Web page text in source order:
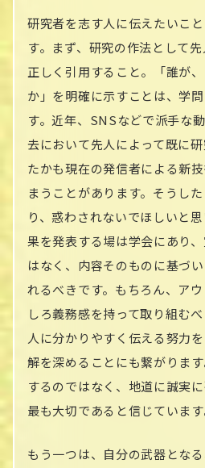
研究者を志す人に伝えたいこ
す。まず、研究の作法として
正しく引用すること。「誰が
か」を明確に示すことは、学
す。近年、SNSなどで派手な
去において先人によって既に
たかも現在の発信者による新
まうことがあります。そうし
り、惑わされないでほしいと
果を発表する場は学会にあり
はなく、内容そのものに基づ
れるべきです。もちろん、ア
しろ義務感を持って取り組むべ
人に分かりやすく伝える努力
解を深めることにも繋がりま
するのではなく、地道に誠実
最も大切であると信じています
もう一つは、自分の武器とな